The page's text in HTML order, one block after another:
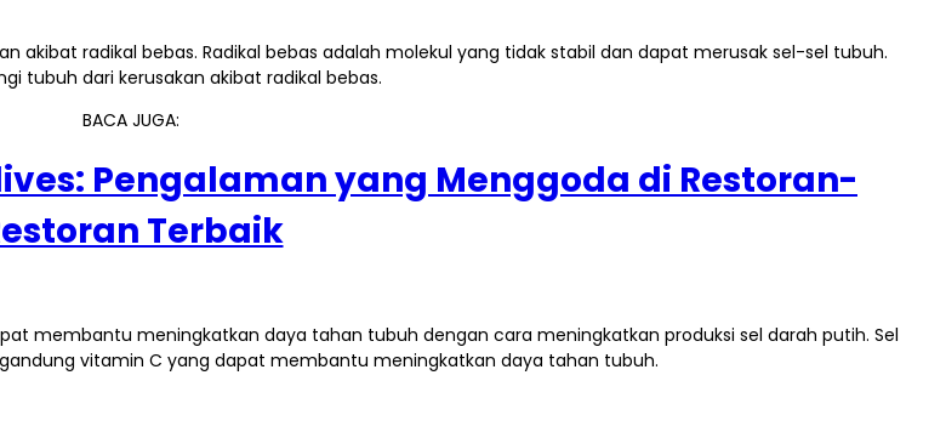
radikal bebas. Radikal bebas adalah molekul yang tidak stabil dan dapat merusak sel-sel tubuh.
tubuh dari kerusakan akibat radikal bebas.
BACA JUGA:
Pengalaman yang Menggoda di Restoran-
Terbaik
membantu meningkatkan daya tahan tubuh dengan cara meningkatkan produksi sel darah putih. Sel
vitamin C yang dapat membantu meningkatkan daya tahan tubuh.